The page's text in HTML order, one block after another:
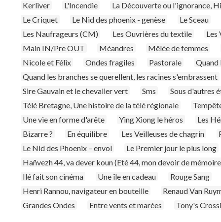
Kerliver
L'Incendie
La Découverte ou l'ignorance,
Le Criquet
Le Nid des phoenix - genèse
Le Sceau
Les Naufrageurs (CM)
Les Ouvrières du textile
Les
Main IN/Pre OUT
Méandres
Mêlée de femmes
Nicole et Félix
Ondes fragiles Pastorale
Quand
Quand les branches se querellent, les racines s'embrassent
Sire Gauvain et le chevalier vert
Sms
Sous d'autres
Télé Bretagne, Une histoire de la télé régionale
Une vie en forme d'arête
Ying Xiong le héros
Les
Bizarre ?
En équilibre Les Veilleuses de chagrin
Le Nid des Phoenix – envol
Le Premier jour le plus long
Hañvezh 44, va dever koun (Eté 44, mon devoir de
Ilé fait son cinéma
Une île en cadeau
Rouge Sang
Henri Rannou, navigateur en bouteille
Renaud Van
Grandes Ondes
Entre vents et marées Tony's